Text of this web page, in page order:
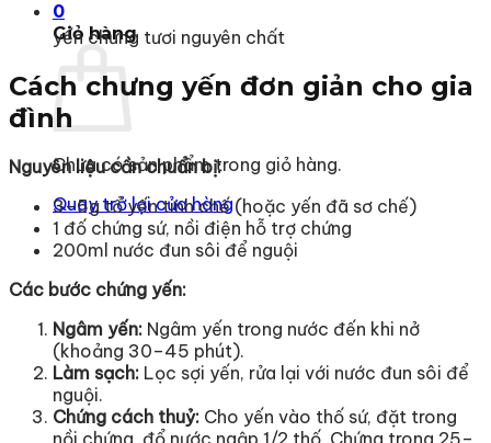
0
Giỏ hàng
Chưa có sản phẩm trong giỏ hàng.
Quay trở lại cửa hàng
yến chưng tươi nguyên chất
Cách chưng yến đơn giản cho gia
đình
Nguyên liệu cần chuẩn bị:
3–5g tổ yến tinh chế (hoặc yến đã sơ chế)
1 đố chứng sứ, nồi điện hỗ trợ chứng
200ml nước đun sôi để nguội
Các bước chứng yến:
Ngâm yến: Ngâm yến trong nước đến khi nở
(khoảng 30–45 phút).
Làm sạch: Lọc sợi yến, rửa lại với nước đun sôi để
nguội.
Chứng cách thuỷ: Cho yến vào thố sứ, đặt trong
nồi chứng, đổ nước ngập 1/2 thố. Chứng trong 25–